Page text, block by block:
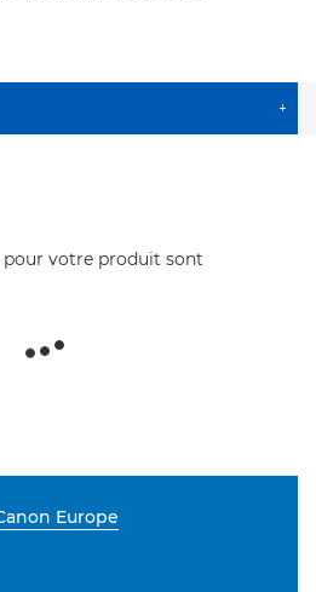
+
pour votre produit sont
Europe